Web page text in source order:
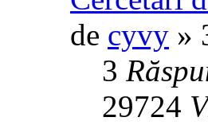
de cyvy »
3
29724